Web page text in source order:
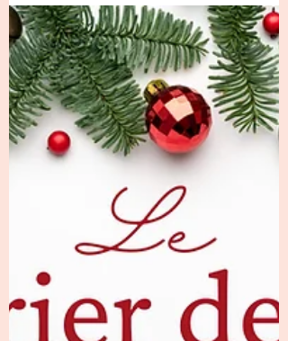
Pour ce Jour 23 de notre calendrier de
l’Avent créatif, c’est Myriem qui nous régale
avec une surprise à la fois originale et
gourmande 🍫✨ Elle a réalisé une boîte en
forme de livres , une idée que j’aime
beaucoup, aussi esthétique qu’astucieuse. La
mise en forme est vraiment réussie et
apporte un joli effet waouh dès qu’on la
découvre 📚🎁 À l’intérieur, place à la
gourmandise avec des chocolats , et
notamment des Ferrero Rocher ,
parfaitement installés grâce à un ingéni